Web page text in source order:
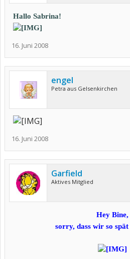
Hallo Sabrina!
16. Juni 2008
engel
Petra aus Gelsenkirchen
16. Juni 2008
Garfield
Aktives Mitglied
Hey Bine,
sorry, dass wir so